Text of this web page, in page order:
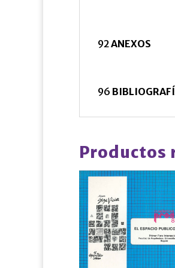
92ANEXOS
96
Productos